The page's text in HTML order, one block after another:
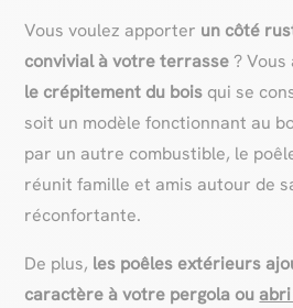
Vous voulez apporter un côté
convivial à votre terrasse? Vous
le crépitement du bois qui se
soit un modèle fonctionnant au
par un autre combustible, le
réunit famille et amis autour de
réconfortante.
De plus, les poêles extérieurs
caractère à votre pergola ou